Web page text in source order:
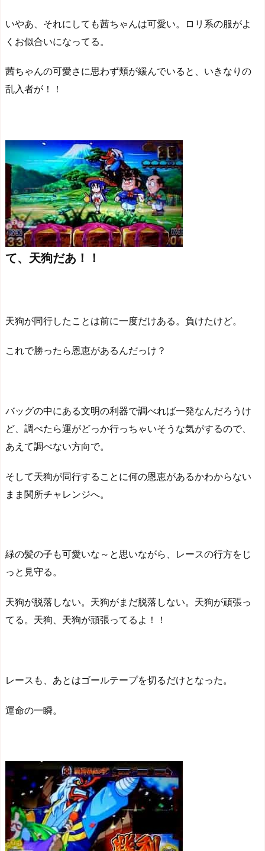
いやあ、それにしても茜ちゃんは可愛い。ロリ系の服がよ
くお似合いになってる。
茜ちゃんの可愛さに思わず頬が緩んでいると、いきなりの
乱入者が！！
て、天狗だあ！！
天狗が同行したことは前に一度だけある。負けたけど。
これで勝ったら恩恵があるんだっけ？
バッグの中にある文明の利器で調べれば一発なんだろうけ
ど、調べたら運がどっか行っちゃいそうな気がするので、
あえて調べない方向で。
そして天狗が同行することに何の恩恵があるかわからない
まま関所チャレンジへ。
緑の髪の子も可愛いな～と思いながら、レースの行方をじ
っと見守る。
天狗が脱落しない。天狗がまだ脱落しない。天狗が頑張っ
てる。天狗、天狗が頑張ってるよ！！
レースも、あとはゴールテープを切るだけとなった。
運命の一瞬。